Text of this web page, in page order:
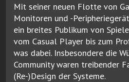
Mit seiner neuen Flotte von
Monitoren und -
ein breites Publikum von
vom Casual Player bis zum
was dabei. Insbesondere die
Community waren treibender
(Re-)Design der Systeme.